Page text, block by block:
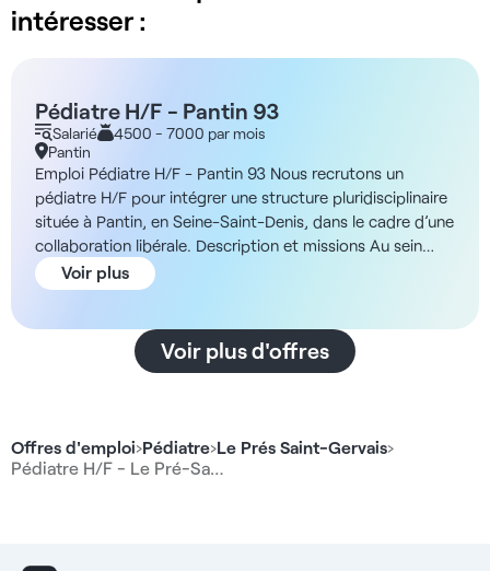
Offres d'emploi›Pédiatre›Le Prés Saint-Gervais›
Pédiatre H/F - Le Pré-Sa…
intéresser :
Pédiatre H/F - Pantin 93
Salarié
4500 - 7000 par mois
Pantin
Emploi Pédiatre H/F - Pantin 93 Nous recrutons un
pédiatre H/F pour intégrer une structure pluridisciplinaire
située à Pantin, en Seine-Saint-Denis, dans le cadre d’une
collaboration libérale. Description et missions Au sein
d’un établissement dynamique, vous assurerez des
consultations pédiatriques de proximité, en lien avec les
notamment à : - La prise en charge globale des enfants,
du nourrisson à l’adolescent - Le suivi du développement
les autres praticiens du centre, notamment en
gynécologie et médecine du sommeil - Le
Voir plus
Voir plus d'offres